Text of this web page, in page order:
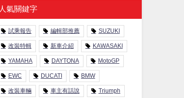
人氣關鍵字
試乘報告 編輯部推薦 SUZUKI
改裝特輯 新車介紹 KAWASAKI
YAMAHA DAYTONA MotoGP
EWC DUCATI BMW
改裝車輛 車主有話說 Triumph